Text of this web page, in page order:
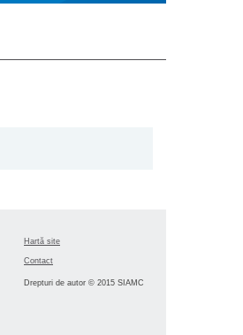
Hartă site
Contact
Drepturi de autor © 2015 SIAMC